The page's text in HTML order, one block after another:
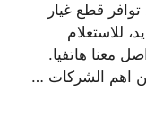
توافر قطع غيار
للاستعلام
معنا هاتفيا.
اهم الشركات …